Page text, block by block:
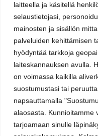
laitteella ja käsitellä
selaustietojasi,
mainosten ja sisällön
palveluiden kehittämisen
hyödyntää tarkkoja
laiteskannauksen avulla.
on voimassa kaikilla
suostumustasi tai
napsauttamalla
alaosasta. Kunnioitamme
tarjoamaan sinulle